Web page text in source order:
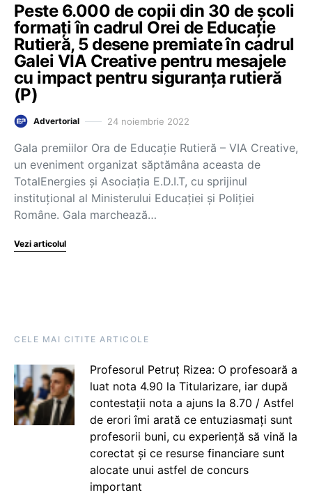
Peste 6.000 de copii din 30 de școli
formați în cadrul Orei de Educație
Rutieră, 5 desene premiate în cadrul
Galei VIA Creative pentru mesajele
cu impact pentru siguranța rutieră
(P)
Advertorial 24 noiembrie 2022
Gala premiilor Ora de Educație Rutieră – VIA Creative,
un eveniment organizat săptămâna aceasta de
TotalEnergies și Asociația E.D.I.T, cu sprijinul
instituțional al Ministerului Educației și Poliției
Române. Gala marchează…
Vezi articolul
CELE MAI CITITE ARTICOLE
Profesorul Petruț Rizea: O profesoară a
luat nota 4.90 la Titularizare, iar după
contestații nota a ajuns la 8.70 / Astfel
de erori îmi arată ce entuziasmați sunt
profesorii buni, cu experiență să vină la
corectat și ce resurse financiare sunt
alocate unui astfel de concurs
important